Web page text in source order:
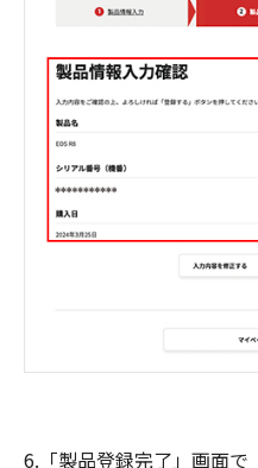
6.「製品登録完了」画面で